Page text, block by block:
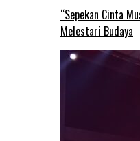
“Sepekan Cinta
Melestari Budaya